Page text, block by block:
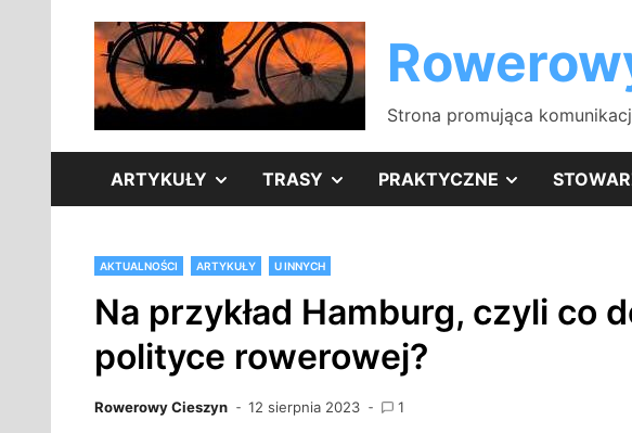
content
Strona promująca
ARTYKUŁY SHOWTRASY SHOWPRAKTYCZNE SHOW
AKTUALNOŚCI ARTYKUŁY U INNYCH
Na przykład Hamburg, czyli co
polityce rowerowej?
Rowerowy Cieszyn 12 sierpnia 2023 1